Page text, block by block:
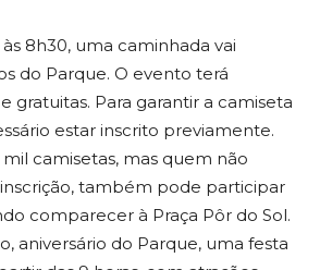
8h30, uma caminhada vai
do Parque. O evento terá
gratuitas. Para garantir a camiseta
estar inscrito previamente.
camisetas, mas quem não
também pode participar
comparecer à Praça Pôr do Sol.
aniversário do Parque, uma festa